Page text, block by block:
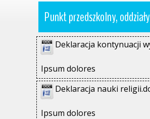
Punkt przedszkolny,
Deklaracja kontynuacji
Ipsum dolores
Deklaracja nauki
Ipsum dolores